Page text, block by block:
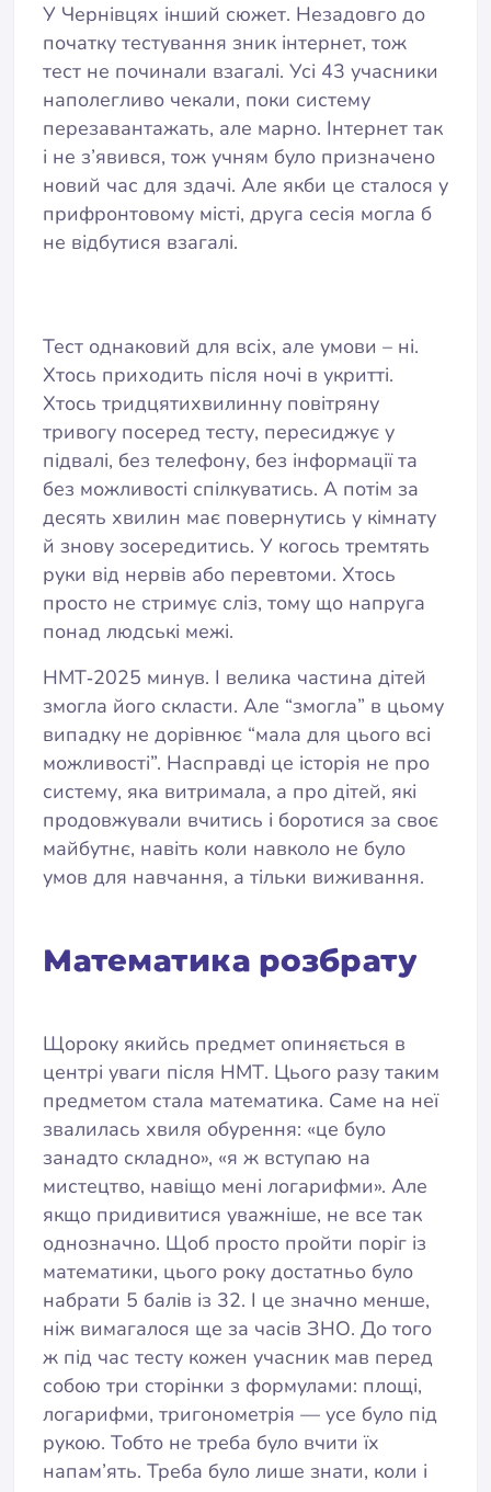
У Чернівцях інший сюжет. Незадовго до
початку тестування зник інтернет, тож
тест не починали взагалі. Усі 43 учасники
наполегливо чекали, поки систему
перезавантажать, але марно. Інтернет так
і не з’явився, тож учням було призначено
новий час для здачі. Але якби це сталося у
прифронтовому місті, друга сесія могла б
не відбутися взагалі.
Тест однаковий для всіх, але умови – ні.
Хтось приходить після ночі в укритті.
Хтось тридцятихвилинну повітряну
тривогу посеред тесту, пересиджує у
підвалі, без телефону, без інформації та
без можливості спілкуватись. А потім за
десять хвилин має повернутись у кімнату
й знову зосередитись. У когось тремтять
руки від нервів або перевтоми. Хтось
просто не стримує сліз, тому що напруга
понад людські межі.
НМТ‑2025 минув. І велика частина дітей
змогла його скласти. Але “змогла” в цьому
випадку не дорівнює “мала для цього всі
можливості”. Насправді це історія не про
систему, яка витримала, а про дітей, які
продовжували вчитись і боротися за своє
майбутнє, навіть коли навколо не було
умов для навчання, а тільки виживання.
Математика розбрату
Щороку якийсь предмет опиняється в
центрі уваги після НМТ. Цього разу таким
предметом стала математика. Саме на неї
звалилась хвиля обурення: «це було
занадто складно», «я ж вступаю на
мистецтво, навіщо мені логарифми». Але
якщо придивитися уважніше, не все так
однозначно. Щоб просто пройти поріг із
математики, цього року достатньо було
набрати 5 балів із 32. І це значно менше,
ніж вимагалося ще за часів ЗНО. До того
ж під час тесту кожен учасник мав перед
собою три сторінки з формулами: площі,
логарифми, тригонометрія — усе було під
рукою. Тобто не треба було вчити їх
напам’ять. Треба було лише знати, коли і